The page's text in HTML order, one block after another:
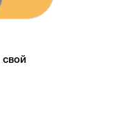
свой